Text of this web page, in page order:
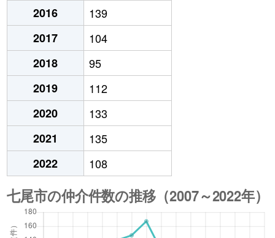
2016
139
2017
104
2018
95
2019
112
2020
133
2021
135
2022
108